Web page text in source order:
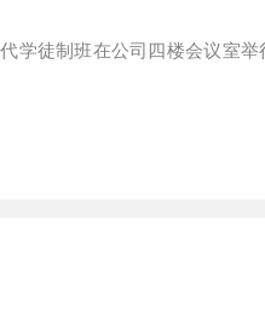
学徒制班在公司四楼会议室举